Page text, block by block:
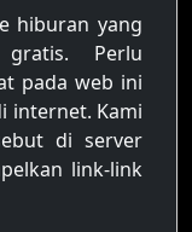
hiburan yang
Perlu
pada web ini
internet. Kami
di server
link-link